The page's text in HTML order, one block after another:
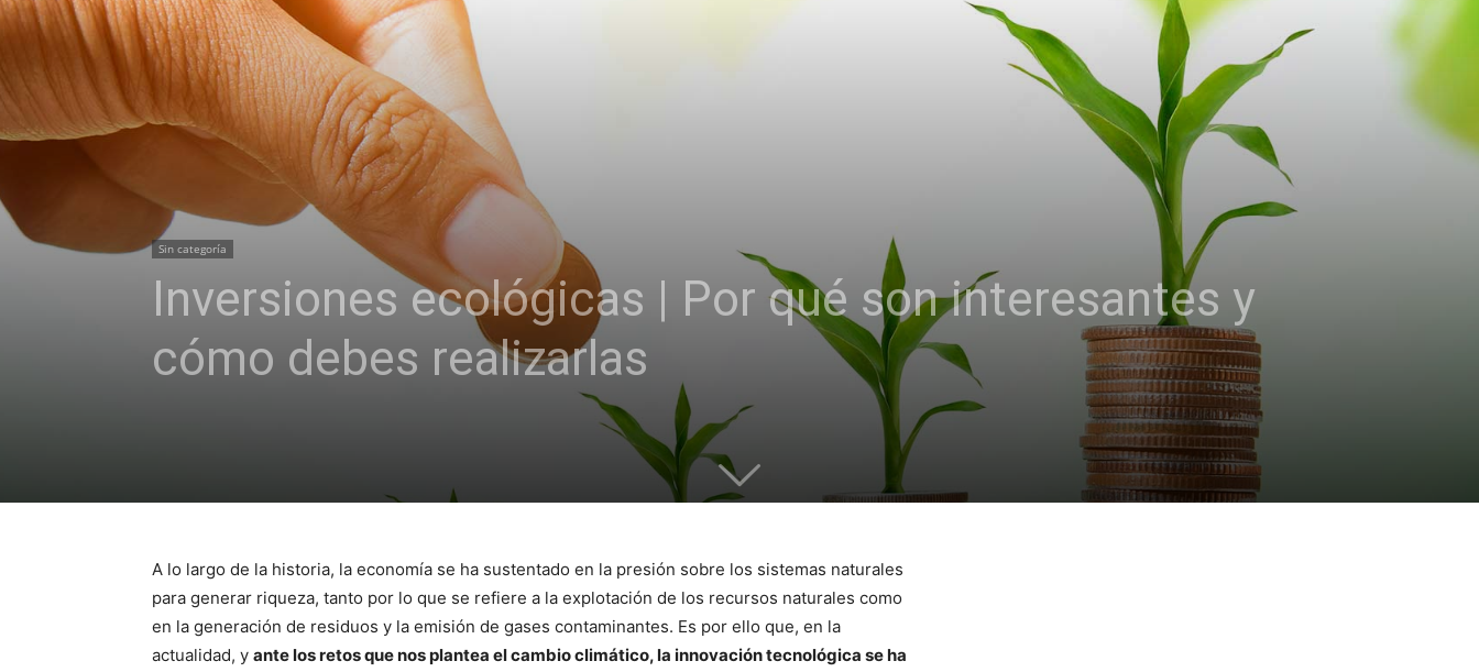
Sin categoría
Inversiones ecológicas | Por qué son interesantes y
cómo debes realizarlas
A lo largo de la historia, la economía se ha sustentado en la presión sobre los sistemas naturales
para generar riqueza, tanto por lo que se refiere a la explotación de los recursos naturales como
en la generación de residuos y la emisión de gases contaminantes. Es por ello que, en la
actualidad, y ante los retos que nos plantea el cambio climático, la innovación tecnológica se ha